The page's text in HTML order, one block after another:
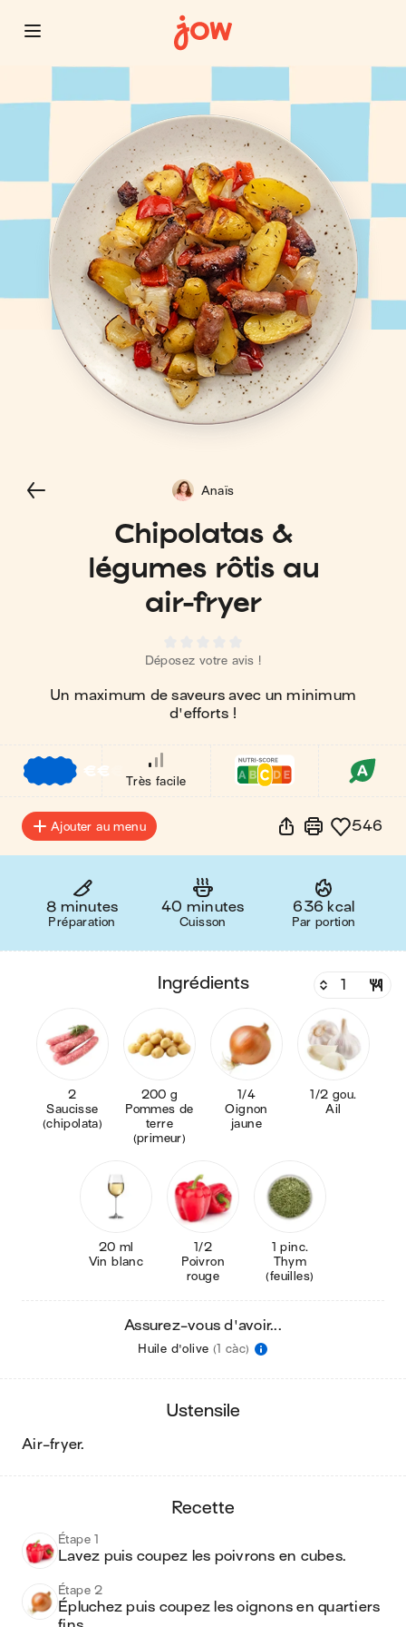
Chipolatas &
légumes rôtis au
air-fryer
Déposez votre avis !
Un maximum de saveurs avec un minimum
d'efforts !
Anaïs
€€
Très facile
Ajouter au menu 546
8 minutes
Préparation
40 minutes
Cuisson
636 kcal
Par portion
ingrédients
2
Saucisse
(chipolata)
200 g
Pommes de
terre
(primeur)
1/4
Oignon
jaune
1/2 gou.
Ail
20 ml
Vin blanc
1/2
Poivron
rouge
1 pinc.
Thym
(feuilles)
Assurez-vous d'avoir...
Huile d'olive (1 càc)
ustensile
air-fryer.
recette
Étape 1
Lavez puis coupez les poivrons en cubes.
Étape 2
Épluchez puis coupez les oignons en quartiers